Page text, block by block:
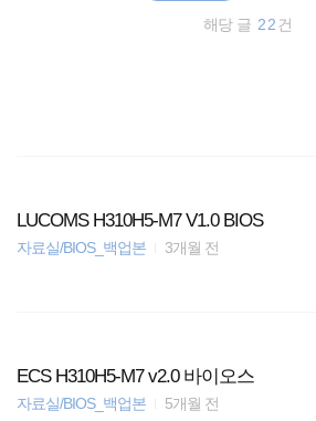
해당 글 22 건
LUCOMS H310H5-M7 V1.0 BIOS
자료실/BIOS_백업본 3개월 전
ECS H310H5-M7 v2.0 바이오스
자료실/BIOS_백업본 5개월 전